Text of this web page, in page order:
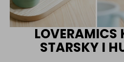
LOVERAMICS
STARSKY I